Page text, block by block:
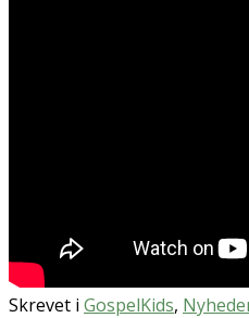
Skrevet i GospelKids,